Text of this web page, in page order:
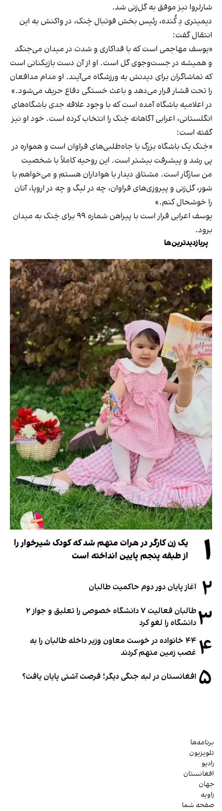
شارلروا نیز موفق به گل‌زنی شد.
دیمیتری دِ کُنده، رئیس بخش فوتبال خِنک، در واکنش به این
انتقال گفت:
«یوسف مهاجمی است که با فداکاری و شدت در میدان می‌جنگد
و همیشه در جست‌وجوی گل است. او از آن دست بازیکنانی است
که تماشاگران برای دیدنش به ورزشگاه می‌آیند. او مدام مدافعان
را تحت فشار قرار می‌دهد و باعث خستگی دفاع حریف می‌شود.»
در اعلامیه باشگاه آمده است که با وجود علاقه جدی باشگاه‌های
انگلستانی، اعرابی آگاهانه خِنک را انتخاب کرده است. خود او نیز
گفته است:
«خِنک یک باشگاه بزرگ با جاه‌طلبی‌های فراوان است و همواره در
پی رشد و پیشرفت بیشتر است. این روحیه کاملاً با شخصیت
من سازگار است. مشتاق دیدار با هواداران هستم و می‌خواهم با
شور، گل‌زنی و پیروزی‌های فراوان، چه در لیگ و چه در اروپا، آنان
را خوشحال کنم.»
یوسف اعرابی قرار است با پیراهن شماره ۹۹ برای خِنک به میدان
برود.
پربازدیدترین‌ها
۱
یک زن کارگر در هرات متهم شد که کودک شیرخوار را
از طبقه پنجم پایین انداخته است
۲ آغاز پایان دور دوم حاکمیت طالبان
۳
طالبان فعالیت ۷ دانشگاه خصوصی را تعلیق و جواز ۲
دانشگاه را لغو کرد
۴
۴۴ خانواده در خوست معاون وزیر داخله طالبان را به
غصب زمین متهم کردند
۵ افغانستان در لبه جنگی دیگر؛ فرصت آشتی پایان یافت؟
برنامه‌ها
تلویزیون
رادیو
افغانستان
جهان
زاویه
صفحه شما